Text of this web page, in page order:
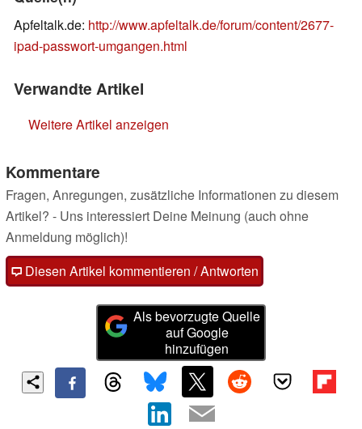
Apfeltalk.de: http://www.apfeltalk.de/forum/content/2677-
ipad-passwort-umgangen.html
Verwandte Artikel
Weitere Artikel anzeigen
Kommentare
Fragen, Anregungen, zusätzliche Informationen zu diesem
Artikel? - Uns interessiert Deine Meinung (auch ohne
Anmeldung möglich)!
Diesen Artikel kommentieren / Antworten
Als bevorzugte Quelle
auf Google
hinzufügen